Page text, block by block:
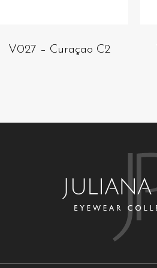
V027 – Curaçao C2